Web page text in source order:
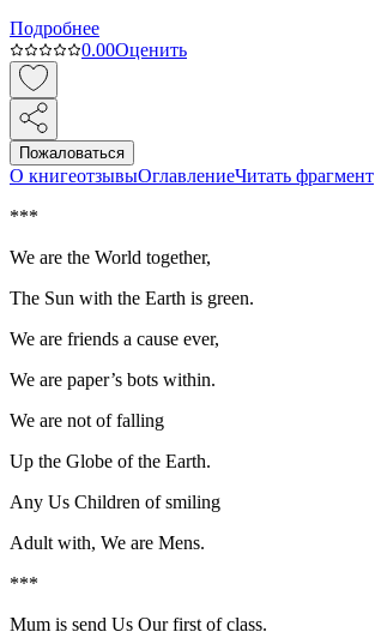
Подробнее
0.00Оценить
Пожаловаться
О книгеотзывыОглавлениеЧитать фрагмент
***
We are the World together,
The Sun with the Earth is green.
We are friends a cause ever,
We are paper’s bots within.
We are not of falling
Up the Globe of the Earth.
Any Us Children of smiling
Adult with, We are Mens.
***
Mum is send Us Our first of class.